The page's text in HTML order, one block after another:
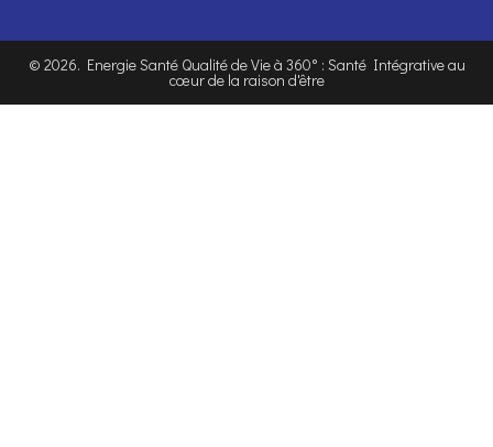
© 2026. Energie Santé Qualité de Vie à 360° : Santé Intégrative au
cœur de la raison d'être